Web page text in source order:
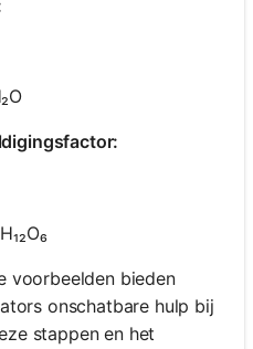
= 6
voorbeelden bieden
onschatbare hulp bij
stappen en het